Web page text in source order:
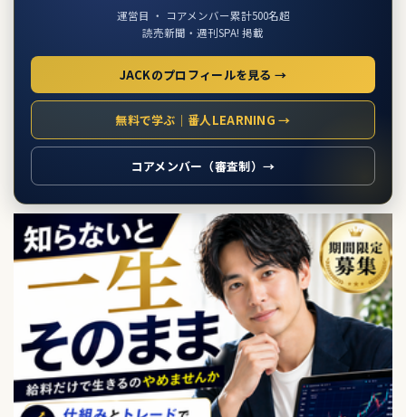
運営目 ・ コアメンバー累計500名超
読売新聞・週刊SPA! 掲載
JACKのプロフィールを見る →
無料で学ぶ｜番人LEARNING →
コアメンバー（審査制）→